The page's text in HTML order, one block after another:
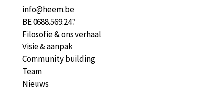
info@heem.be
BE 0688.569.247
Filosofie & ons verhaal
Visie & aanpak
Community building
Team
Nieuws